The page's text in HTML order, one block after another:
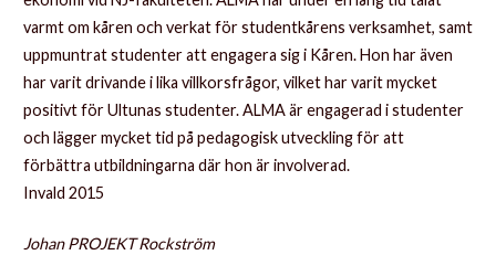
varmt om kåren och verkat för studentkårens verksamhet, samt
uppmuntrat studenter att engagera sig i Kåren. Hon har även
har varit drivande i lika villkorsfrågor, vilket har varit mycket
positivt för Ultunas studenter. ALMA är engagerad i studenter
och lägger mycket tid på pedagogisk utveckling för att
förbättra utbildningarna där hon är involverad.
Invald 2015
Johan PROJEKT Rockström